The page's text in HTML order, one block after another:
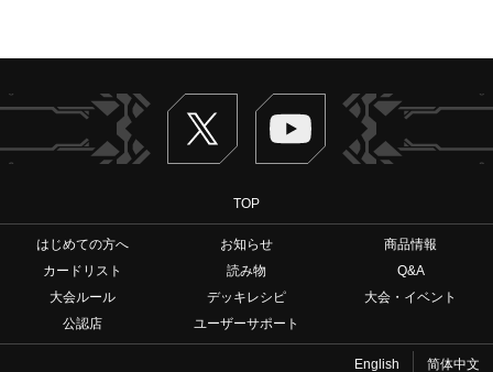
Twitter ヴァンガードch
TOP
はじめての方へ お知らせ
商品情報
カードリスト
読み物
Q&A
大会ルール
デッキレシピ
大会・イベント
公認店
ユーザーサポート
English 简体中文